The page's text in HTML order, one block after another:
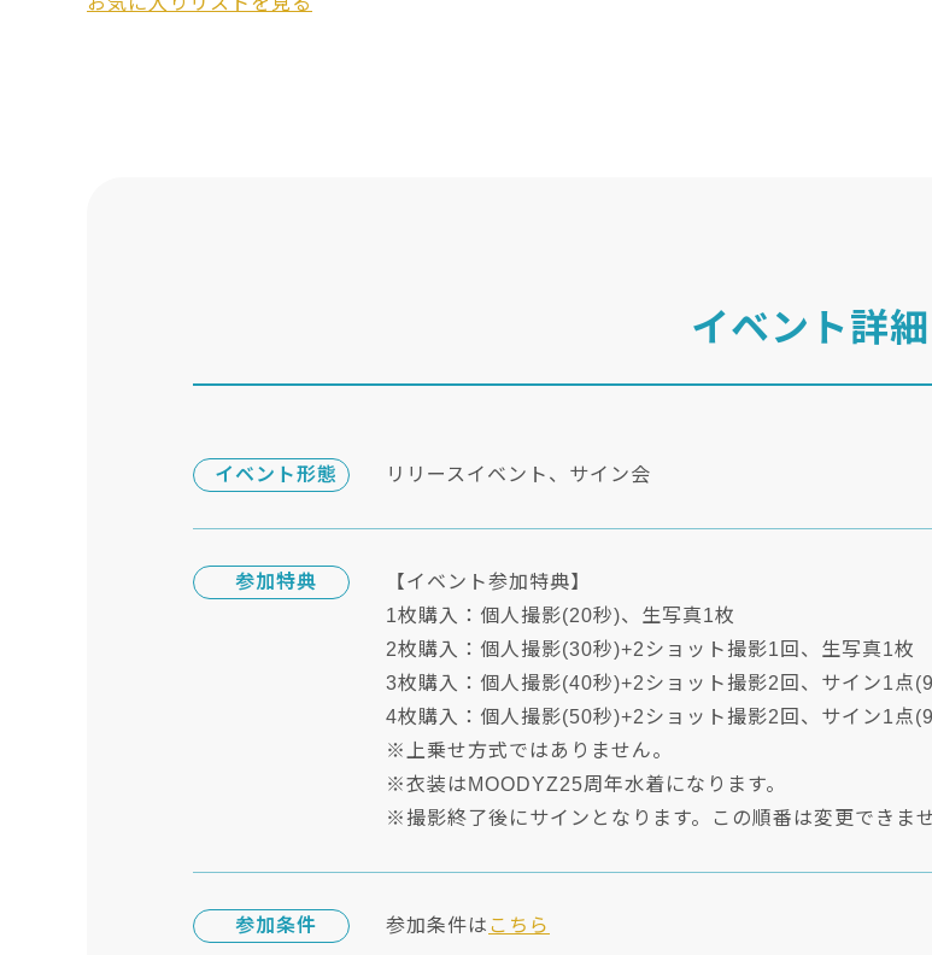
イベント詳細
イベント形態 リリースイベント、サイン会
参加特典
【イベント参加特典】
1枚購入：個人撮影(20秒)、生写真1枚
2枚購入：個人撮影(30秒)+2ショット撮影1回、生写真1枚
3枚購入：個人撮影(40秒)+2ショット撮影2回、サイン1点
4枚購入：個人撮影(50秒)+2ショット撮影2回、サイン1点
※上乗せ方式ではありません。
※衣装はMOODYZ25周年水着になります。
※撮影終了後にサインとなります。この順番は変更できませ
参加条件 参加条件は こちら